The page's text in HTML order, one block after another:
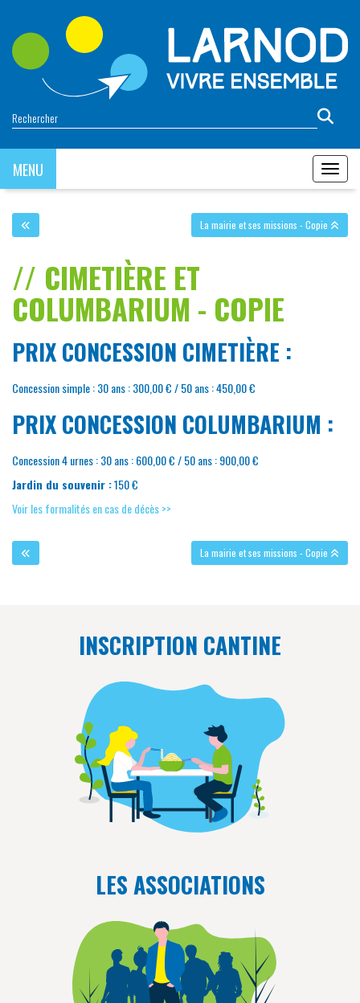
MENU
MENU
La mairie et ses missions - Copie
CIMETIÈRE ET
COLUMBARIUM - COPIE
PRIX CONCESSION CIMETIÈRE :
Concession simple : 30 ans : 300,00 € / 50 ans : 450,00 €
PRIX CONCESSION COLUMBARIUM :
Concession 4 urnes : 30 ans : 600,00 € / 50 ans : 900,00 €
Jardin du souvenir :150 €
Voir les formalités en cas de décès >>
La mairie et ses missions - Copie
INSCRIPTION CANTINE
LES ASSOCIATIONS